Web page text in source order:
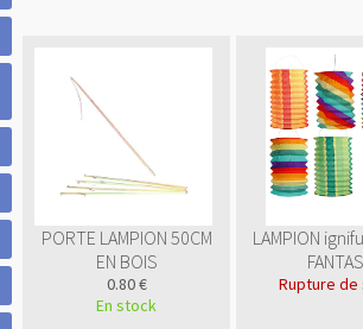
PORTE LAMPION 50CM
EN BOIS
0.80 €
En stock
LAMPION
Rupture